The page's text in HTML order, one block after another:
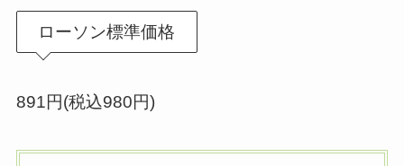
ローソン標準価格
891円(税込980円)